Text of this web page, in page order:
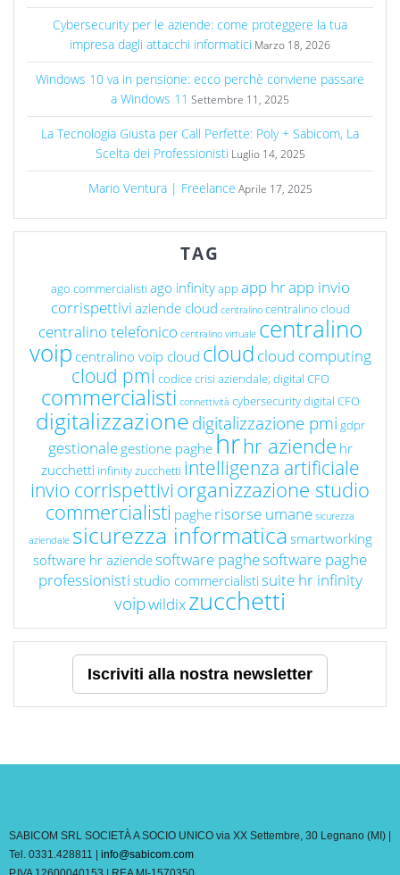
Cybersecurity per le aziende: come proteggere la tua
impresa dagli attacchi informatici Marzo 18, 2026
Windows 10 va in pensione: ecco perchè conviene passare
a Windows 11 Settembre 11, 2025
La Tecnologia Giusta per Call Perfette: Poly + Sabicom, La
Scelta dei Professionisti Luglio 14, 2025
Mario Ventura | Freelance Aprile 17, 2025
TAG
ago commercialisti ago infinityapp app hrapp invio
corrispettivi aziende cloud centralino centralino cloud
centralino telefonico centralino virtuale centralino
voip centralino voip cloud cloud cloud computing
cloud pmi codice crisi aziendale; digital CFO
commercialisti connettività cybersecuritydigital CFO
digitalizzazionedigitalizzazione pmi gdpr
gestionale gestione paghe hrhr aziende hr
zucchetti infinity zucchetti intelligenza artificiale
invio corrispettivi organizzazione studio
commercialisti paghe risorse umane sicurezza
aziendale sicurezza informatica smartworking
software hr aziendesoftware paghesoftware paghe
professionisti studio commercialisti suite hr infinity
voipwildixzucchetti
Iscriviti alla nostra newsletter
SABICOM SRL SOCIETÀ A SOCIO UNICO via XX Settembre, 30 Legnano (MI) |
Tel. 0331.428811 | info@sabicom.com